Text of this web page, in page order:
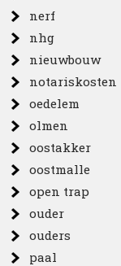
nerf
nhg
nieuwbouw
notariskosten
oedelem
olmen
oostakker
oostmalle
open trap
ouder
ouders
paal